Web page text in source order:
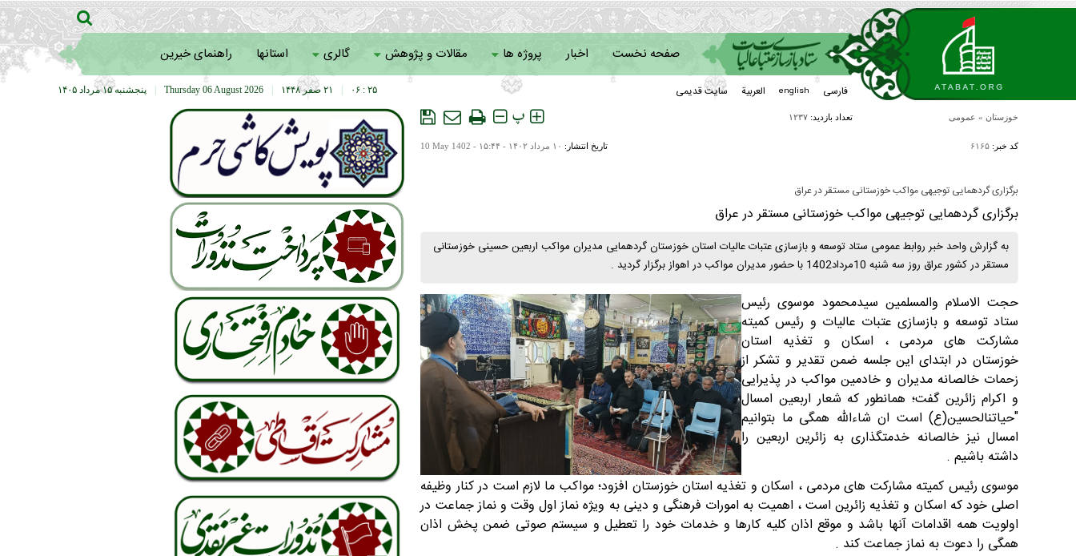
صفحه نخست اخبار پروژه ها مقالات و پژوهش گالری استانها راهنمای خیرین
سامانه خادمان فارسی english العربیة سایت قدیمی پنجشنبه ۱۵ مرداد ۱۴۰۵ Thursday 06 August 2026 ۲۱ صفر ۱۴۴۸ ۲۵ : ۰۶
خوزستان » عمومی تعداد بازدید:۱۲۳۷ پ
کد خبر: ۶۱۶۵ تاریخ انتشار: ۱۰ مرداد ۱۴۰۲ - ۱۵:۴۴ - 10 May 1402
برگزاری گردهمایی توجیهی مواکب خوزستانی مستقر در عراق
برگزاری گردهمایی توجیهی مواکب خوزستانی مستقر در عراق
به گزارش واحد خبر روابط عمومی ستاد توسعه و بازسازی عتبات عالیات استان خوزستان گردهمایی مدیران مواکب اربعین حسینی خوزستانی
مستقر در کشور عراق روز سه شنبه 10مرداد1402 با حضور مدیران مواکب در اهواز برگزار گردید .
حجت الاسلام والمسلمین سیدمحمود موسوی رئیس
ستاد توسعه و بازسازی عتبات عالیات و رئیس کمیته
مشارکت های مردمی ، اسکان و تغذیه استان
خوزستان در ابتدای این جلسه ضمن تقدیر و تشکر از
زحمات خالصانه مدیران و خادمین مواکب در پذیرایی
و اکرام زائرین گفت؛ همانطور که شعار اربعین امسال
"حیاتنالحسین(ع) است ان شاءالله همگی ما بتوانیم
امسال نیز خالصانه خدمتگذاری به زائرین اربعین را
داشته باشیم .
موسوی رئیس کمیته مشارکت های مردمی ، اسکان و تغذیه استان خوزستان افزود؛ مواکب ما لازم است در کنار وظیفه
اصلی خود که اسکان و تغذیه زائرین است ، اهمیت به امورات فرهنگی و دینی به ویژه نماز اول وقت و نماز جماعت در
اولویت همه اقدامات آنها باشد و موقع اذان کلیه کارها و خدمات خود را تعطیل و سیستم صوتی ضمن پخش اذان
همگی را دعوت به نماز جماعت کند .